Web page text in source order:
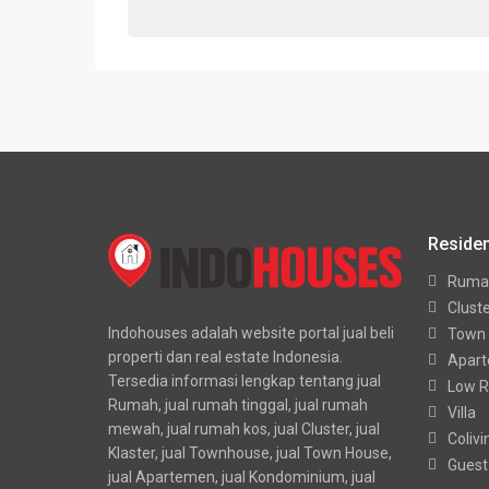
Indohouses adalah website portal jual beli
properti dan real estate Indonesia.
Tersedia informasi lengkap tentang jual
Rumah, jual rumah tinggal, jual rumah
mewah, jual rumah kos, jual Cluster, jual
Klaster, jual Townhouse, jual Town House,
jual Apartemen, jual Kondominium, jual
Town
Low
Villa